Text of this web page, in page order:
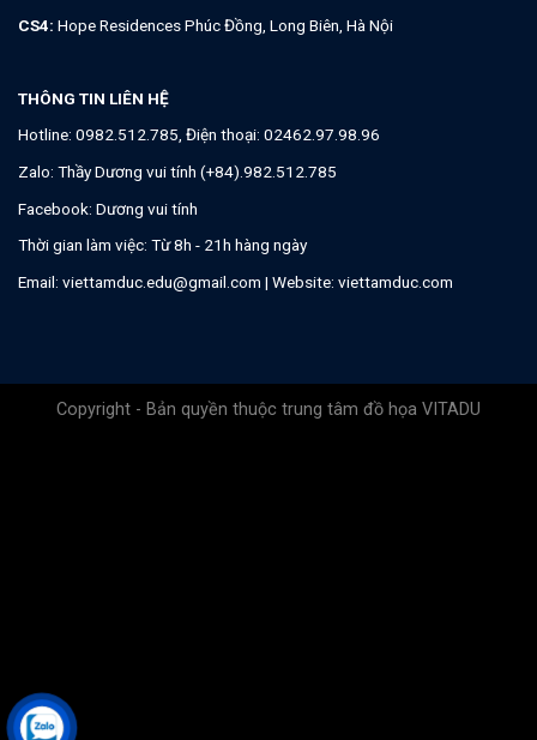
CS4: Hope Residences Phúc Đồng, Long Biên, Hà Nội
THÔNG TIN LIÊN HỆ
Hotline: 0982.512.785, Điện thoại: 02462.97.98.96
Zalo: Thầy Dương vui tính (+84).982.512.785
Facebook: Dương vui tính
Thời gian làm việc: Từ 8h - 21h hàng ngày
Email: viettamduc.edu@gmail.com | Website: viettamduc.com
Copyright - Bản quyền thuộc trung tâm đồ họa VITADU
.